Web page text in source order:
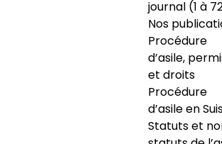
journal (1 à
Nos
Procédure
d’asile,
et droits
Procédure
d’asile en
Statuts et